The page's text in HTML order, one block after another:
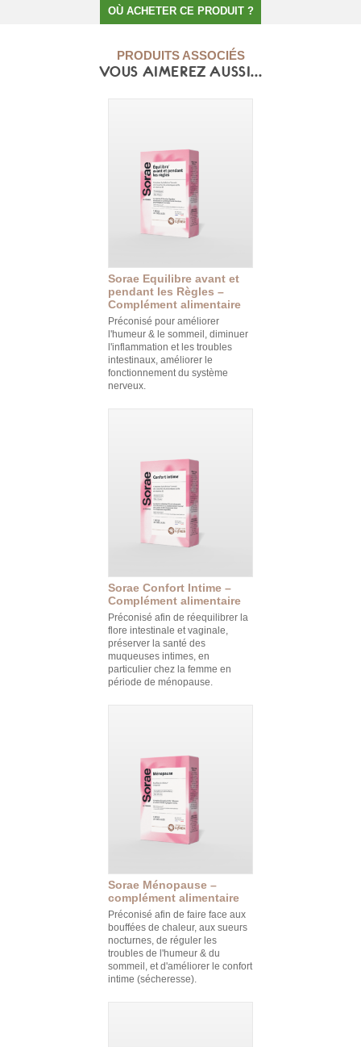
OÙ ACHETER CE PRODUIT ?
PRODUITS ASSOCIÉS
VOUS AIMEREZ AUSSI...
Sorae Equilibre avant et
pendant les Règles –
Complément alimentaire
Préconisé pour améliorer
l'humeur & le sommeil, diminuer
l'inflammation et les troubles
intestinaux, améliorer le
fonctionnement du système
nerveux.
Sorae Confort Intime –
Complément alimentaire
Préconisé afin de réequilibrer la
flore intestinale et vaginale,
préserver la santé des
muqueuses intimes, en
particulier chez la femme en
période de ménopause.
Sorae Ménopause –
complément alimentaire
Préconisé afin de faire face aux
bouffées de chaleur, aux sueurs
nocturnes, de réguler les
troubles de l'humeur & du
sommeil, et d'améliorer le confort
intime (sécheresse).